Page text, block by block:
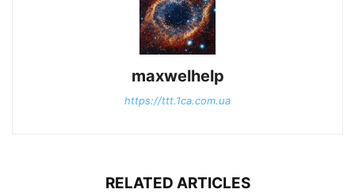
maxwelhelp
https://ttt.1ca.com.ua
RELATED ARTICLES